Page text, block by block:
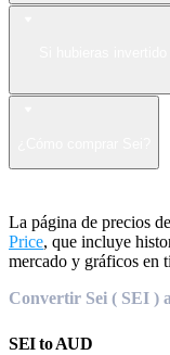
La página de precios
Price, que incluye
mercado y gráficos en
Convertir Sei ( SEI )
SEItoAUD